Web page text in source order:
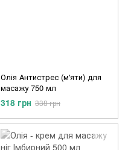
Олія Антистрес (м'яти) для
масажу 750 мл
318 грн 338 грн